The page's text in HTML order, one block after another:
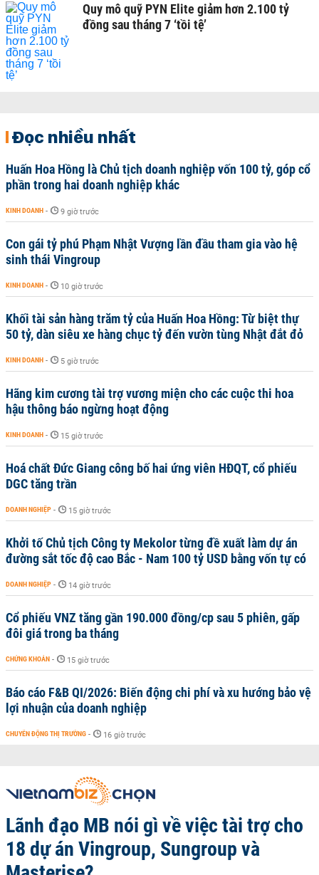
Quy mô quỹ PYN Elite giảm hơn 2.100 tỷ
đồng sau tháng 7 ‘tồi tệ’
Đọc nhiều nhất
Huấn Hoa Hồng là Chủ tịch doanh nghiệp vốn 100 tỷ, góp cổ
phần trong hai doanh nghiệp khác
KINH DOANH - 9 giờ trước
Con gái tỷ phú Phạm Nhật Vượng lần đầu tham gia vào hệ
sinh thái Vingroup
KINH DOANH - 10 giờ trước
Khối tài sản hàng trăm tỷ của Huấn Hoa Hồng: Từ biệt thự
50 tỷ, dàn siêu xe hàng chục tỷ đến vườn tùng Nhật đắt đỏ
KINH DOANH - 5 giờ trước
Hãng kim cương tài trợ vương miện cho các cuộc thi hoa
hậu thông báo ngừng hoạt động
KINH DOANH - 15 giờ trước
Hoá chất Đức Giang công bố hai ứng viên HĐQT, cổ phiếu
DGC tăng trần
DOANH NGHIỆP - 15 giờ trước
Khởi tố Chủ tịch Công ty Mekolor từng đề xuất làm dự án
đường sắt tốc độ cao Bắc - Nam 100 tỷ USD bằng vốn tự có
DOANH NGHIỆP - 14 giờ trước
Cổ phiếu VNZ tăng gần 190.000 đồng/cp sau 5 phiên, gấp
đôi giá trong ba tháng
CHỨNG KHOÁN - 15 giờ trước
Báo cáo F&B QI/2026: Biến động chi phí và xu hướng bảo vệ
lợi nhuận của doanh nghiệp
CHUYỂN ĐỘNG THỊ TRƯỜNG - 16 giờ trước
Lãnh đạo MB nói gì về việc tài trợ cho
18 dự án Vingroup, Sungroup và